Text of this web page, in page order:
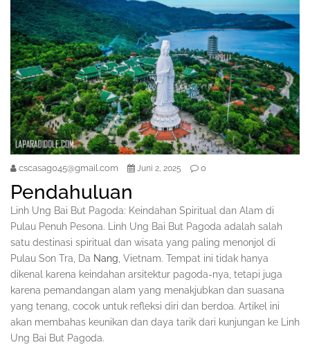
cscasag045@gmail.com Juni 2, 2025 0
Pendahuluan
Linh Ung Bai But Pagoda: Keindahan Spiritual dan Alam di
Pulau Penuh Pesona. Linh Ung Bai But Pagoda adalah salah
satu destinasi spiritual dan wisata yang paling menonjol di
Pulau Son Tra, Da Nang , Vietnam. Tempat ini tidak hanya
dikenal karena keindahan arsitektur pagoda-nya, tetapi juga
karena pemandangan alam yang menakjubkan dan suasana
yang tenang, cocok untuk refleksi diri dan berdoa. Artikel ini
akan membahas keunikan dan daya tarik dari kunjungan ke Linh
Ung Bai But Pagoda.